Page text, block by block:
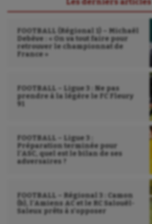
FOOTBALL (Régional 1) – Michaël
Debève : « On va tout faire pour
retrouver le championnat de
France »
FOOTBALL – Ligue 3 : Ne pas
prendre à la légère le FC Fleury
91
FOOTBALL – Ligue 3 :
Préparation terminée pour
l’ASC, quel est le bilan de ses
adversaires ?
FOOTBALL – Régional 3 : Camon
(b), l’Amiens AC et le RC Salouël-
Saleux prêts à s’opposer